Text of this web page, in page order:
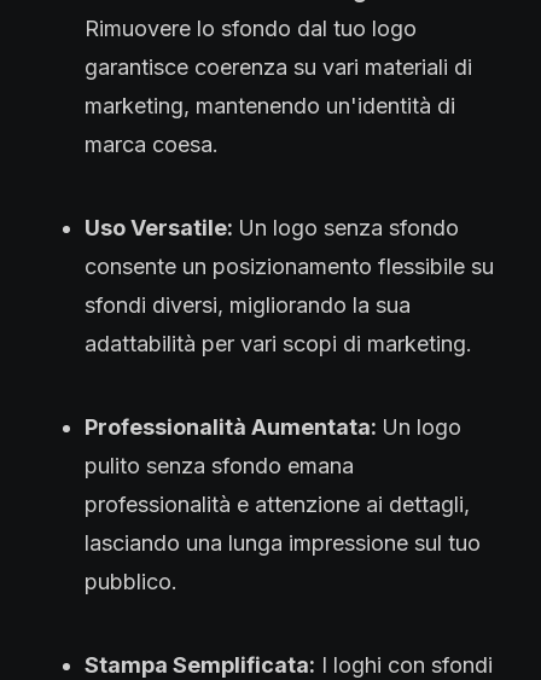
Rimuovere lo sfondo dal tuo logo
garantisce coerenza su vari materiali di
marketing, mantenendo un'identità di
marca coesa.
Uso Versatile: Un logo senza sfondo
consente un posizionamento flessibile su
sfondi diversi, migliorando la sua
adattabilità per vari scopi di marketing.
Professionalità Aumentata: Un logo
pulito senza sfondo emana
professionalità e attenzione ai dettagli,
lasciando una lunga impressione sul tuo
pubblico.
Stampa Semplificata: I loghi con sfondi